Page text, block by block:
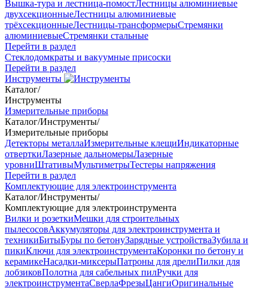
Вышка-тура и лестница-помостЛестницы алюминиевые
двухсекционныеЛестницы алюминиевые
трёхсекционныеЛестницы-трансформерыСтремянки
алюминиевыеСтремянки стальные
Перейти в раздел
Стеклодомкраты и вакуумные присоски
Перейти в раздел
Инструменты
Каталог/
Инструменты
Измерительные приборы
Каталог/Инструменты/
Измерительные приборы
Детекторы металлаИзмерительные клещиИндикаторные
отверткиЛазерные дальномерыЛазерные
уровниШтативыМультиметрыТестеры напряжения
Перейти в раздел
Комплектующие для электроинструмента
Каталог/Инструменты/
Комплектующие для электроинструмента
Вилки и розеткиМешки для строительных
пылесосовАккумуляторы для электроинструмента и
техникиБитыБуры по бетонуЗарядные устройстваЗубила и
пикиКлючи для электроинструментаКоронки по бетону и
керамикеНасадки-миксерыПатроны для дрелиПилки для
лобзиковПолотна для сабельных пилРучки для
электроинструментаСверлаФрезыЦангиОригинальные